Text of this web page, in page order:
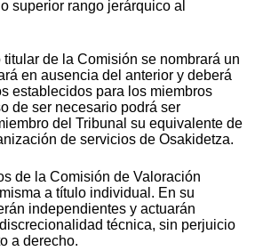
superior rango jerárquico al
titular de la Comisión se nombrará un
en ausencia del anterior y deberá
establecidos para los miembros
de ser necesario podrá ser
del Tribunal su equivalente de
de servicios de Osakidetza.
de la Comisión de Valoración
a título individual. En su
independientes y actuarán
técnica, sin perjuicio
a derecho.